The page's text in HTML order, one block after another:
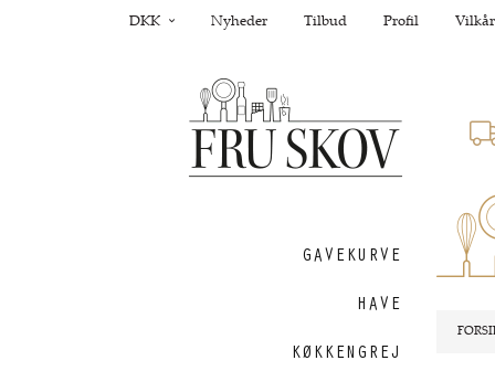
DKK Nyheder Tilbud Profil Vilkår
GAVEKURVE
HAVE
KØKKENGREJ